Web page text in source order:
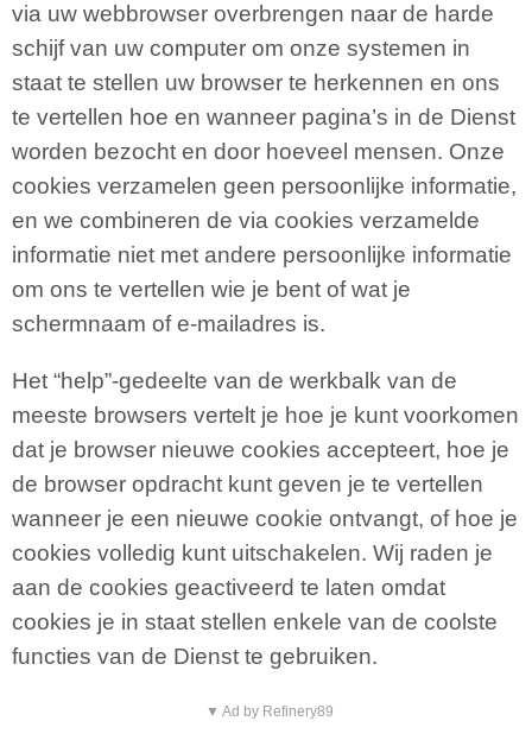
via uw webbrowser overbrengen naar de harde
schijf van uw computer om onze systemen in
staat te stellen uw browser te herkennen en ons
te vertellen hoe en wanneer pagina’s in de Dienst
worden bezocht en door hoeveel mensen. Onze
cookies verzamelen geen persoonlijke informatie,
en we combineren de via cookies verzamelde
informatie niet met andere persoonlijke informatie
om ons te vertellen wie je bent of wat je
schermnaam of e-mailadres is.
Het “help”-gedeelte van de werkbalk van de
meeste browsers vertelt je hoe je kunt voorkomen
dat je browser nieuwe cookies accepteert, hoe je
de browser opdracht kunt geven je te vertellen
wanneer je een nieuwe cookie ontvangt, of hoe je
cookies volledig kunt uitschakelen. Wij raden je
aan de cookies geactiveerd te laten omdat
cookies je in staat stellen enkele van de coolste
functies van de Dienst te gebruiken.
▼ Ad by Refinery89